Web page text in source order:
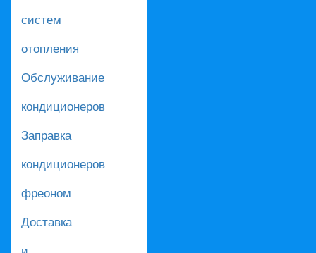
систем
отопления
Обслуживание
кондиционеров
Заправка
кондиционеров
фреоном
Доставка